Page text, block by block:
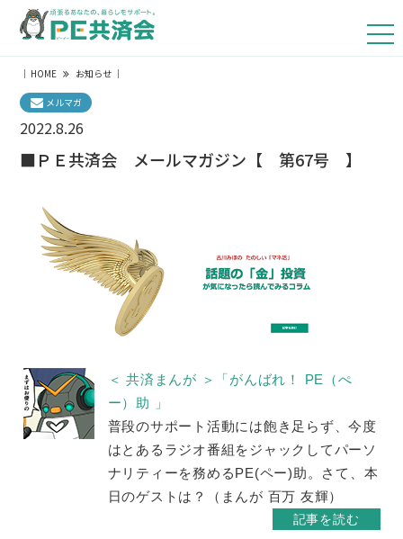
｜ HOME お知らせ ｜
メルマガ
2022.8.26
■ＰＥ共済会 メールマガジン【 第67号 】
＜ 共済まんが ＞「がんばれ！ PE（ぺ
ー）助 」
普段のサポート活動には飽き足らず、今度
はとあるラジオ番組をジャックしてパーソ
ナリティーを務めるPE(ペー)助。さて、本
日のゲストは？（まんが 百万 友輝）
記事を読む